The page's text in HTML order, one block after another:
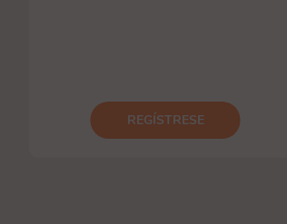
REGÍSTRESE